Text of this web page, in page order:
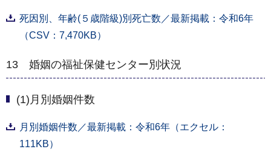
死因別、年齢(５歳階級)別死亡数／最新掲載：令和6年
（CSV：7,470KB）
13 婚姻の福祉保健センター別状況
(1)月別婚姻件数
月別婚姻件数／最新掲載：令和6年（エクセル：
111KB）